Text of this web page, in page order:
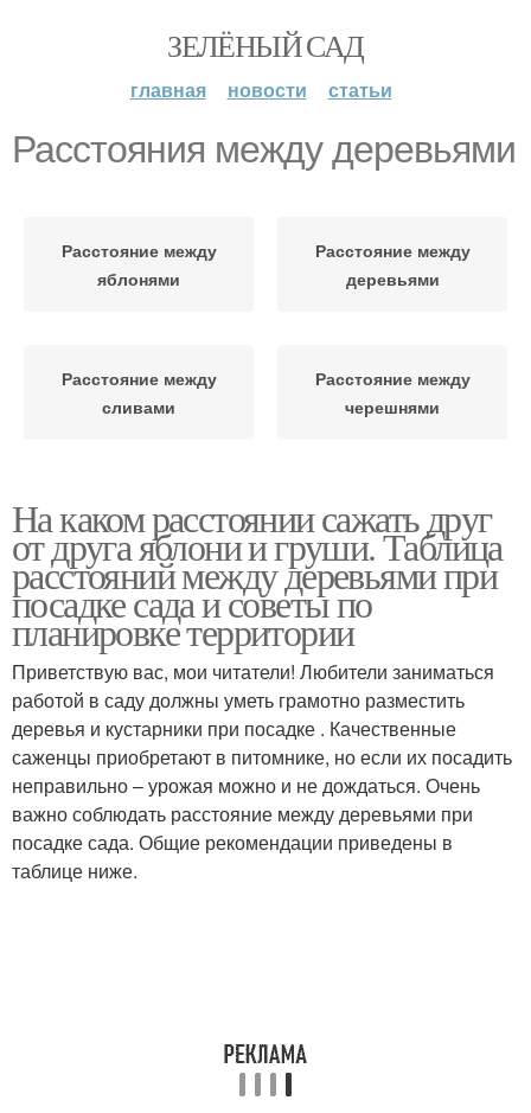
ЗЕЛЁНЫЙ САД
главная новости статьи
Расстояния между деревьями
Расстояние между
яблонями
Расстояние между
деревьями
Расстояние между
сливами
Расстояние между
черешнями
На каком расстоянии сажать друг
от друга яблони и груши. Таблица
расстояний между деревьями при
посадке сада и советы по
планировке территории
Приветствую вас, мои читатели! Любители заниматься
работой в саду должны уметь грамотно разместить
деревья и кустарники при посадке . Качественные
саженцы приобретают в питомнике, но если их посадить
неправильно – урожая можно и не дождаться. Очень
важно соблюдать расстояние между деревьями при
посадке сада. Общие рекомендации приведены в
таблице ниже.